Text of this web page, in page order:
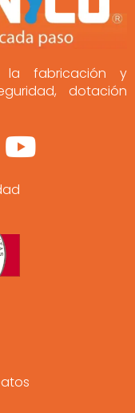
la fabricación y
dotación
Y
o
u
t
b